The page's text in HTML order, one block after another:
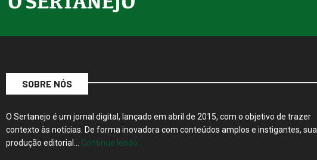
SOBRE NÓS
O Sertanejo é um jornal digital, lançado em abril de 2015, com o objetivo de trazer
contexto às notícias. De forma inovadora com conteúdos amplos e instigantes, sua
produção editorial… Continue lendo…